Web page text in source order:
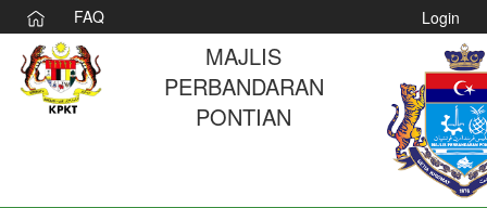
FAQ Login
MAJLIS
PERBANDARAN
PONTIAN